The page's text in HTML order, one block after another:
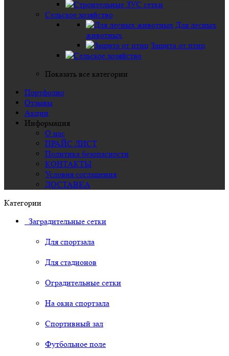
Сельское хозяйство
Для лесных
животных
Защита от птиц
Показать все категории
Портфолио
Отзывы
Акции
Информация
О нас
ПРАЙС ЛИСТ
Политика безопасности
КОНТАКТЫ
Условия соглашения
ДОСТАВКА
Категории
Заградительные сетки
Для спортзала
Для стадионов
Оградительные сетки
На окна спортзала
Спортивный зал
Футбольное поле